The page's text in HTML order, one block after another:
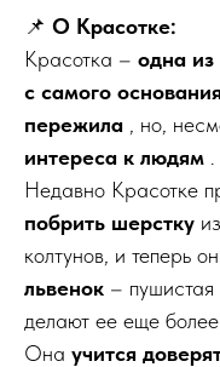
📌 О Красотке:
Красотка – одна
с самого основания
пережила , но,
интереса к людям
Недавно Красотке
побрить шерстку
колтунов, и теперь
львенок – пушистая
делают ее еще
Она учится